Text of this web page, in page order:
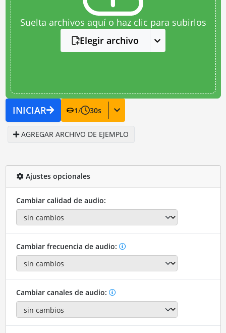
Suelta archivos aquí o haz clic para subirlos
Elegir archivo
INICIAR 1/ 30s
AGREGAR ARCHIVO DE EJEMPLO
Ajustes opcionales
Cambiar calidad de audio:
Cambiar frecuencia de audio:
Cambiar canales de audio: